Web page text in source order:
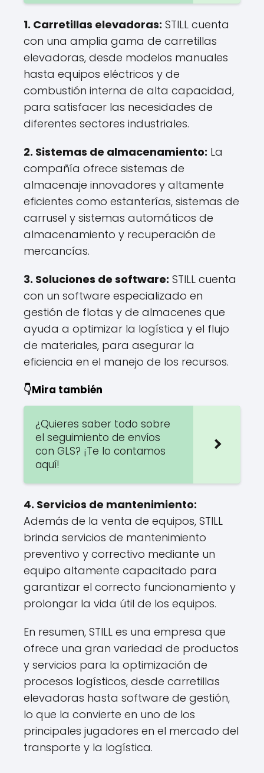
1. Carretillas elevadoras: STILL cuenta
con una amplia gama de carretillas
elevadoras, desde modelos manuales
hasta equipos eléctricos y de
combustión interna de alta capacidad,
para satisfacer las necesidades de
diferentes sectores industriales.
2. Sistemas de almacenamiento: La
compañía ofrece sistemas de
almacenaje innovadores y altamente
eficientes como estanterías, sistemas de
carrusel y sistemas automáticos de
almacenamiento y recuperación de
mercancías.
3. Soluciones de software: STILL cuenta
con un software especializado en
gestión de flotas y de almacenes que
ayuda a optimizar la logística y el flujo
de materiales, para asegurar la
eficiencia en el manejo de los recursos.
👇Mira también
¿Quieres saber todo sobre
el seguimiento de envíos
con GLS? ¡Te lo contamos
aquí!
4. Servicios de mantenimiento:
Además de la venta de equipos, STILL
brinda servicios de mantenimiento
preventivo y correctivo mediante un
equipo altamente capacitado para
garantizar el correcto funcionamiento y
prolongar la vida útil de los equipos.
En resumen, STILL es una empresa que
ofrece una gran variedad de productos
y servicios para la optimización de
procesos logísticos, desde carretillas
elevadoras hasta software de gestión,
lo que la convierte en uno de los
principales jugadores en el mercado del
transporte y la logística.